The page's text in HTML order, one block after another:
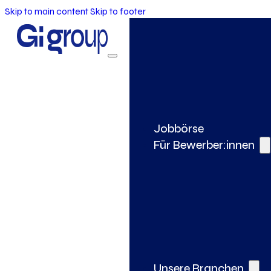
Skip to main contentSkip to footer
Jobbörse
Für Bewerber:innen